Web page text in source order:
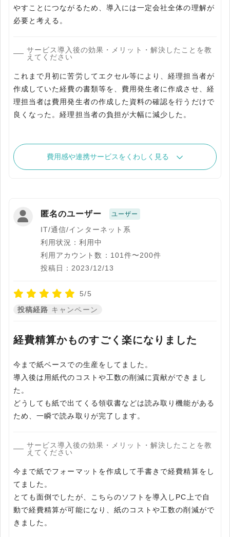
やすことにつながるため、導入には一定会社全体の理解が
必要と考える。
サービス導入後の効果・メリット・解決したことを教
えてください
これまで月初に苦労してエクセル等により、経理担当者が
作成していた経費の書類等を、費用発生者に作成させ、経
理担当者は費用発生者の作成した資料の確認を行うだけで
良くなった。経理担当者の負担が大幅に減少した。
費用感や連携サービスをくわしく見る
匿名のユーザー ユーザー
IT/通信/インターネット系
利用状況：利用中
利用アカウント数：101件〜200件
投稿日：2023/12/13
5/5
投稿経路 キャンペーン
経費精算かものすごく楽になりました
今まで紙ベースでの生産をしてました。
導入後は用紙代のコストや工数の削減に貢献ができまし
た。
どうしても紙で出てくる領収書などは読み取り機能がある
ため、一瞬で読み取りが完了します。
サービス導入後の効果・メリット・解決したことを教
えてください
今まで紙でフォーマットを作成して手書きで経費精算をし
てました。
とても面倒でしたが、こちらのソフトを導入しPC上で自
動で経費精算が可能になり、紙のコストや工数の削減がで
きました。